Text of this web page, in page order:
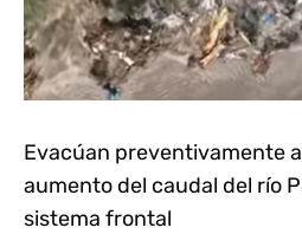
Evacúan preventivamente
aumento del caudal del río
sistema frontal